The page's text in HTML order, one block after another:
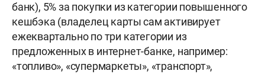
банк), 5% за покупки из категории повышенного
кешбэка (владелец карты сам активирует
ежеквартально по три категории из
предложенных в интернет-банке, например:
«топливо», «супермаркеты», «транспорт»,